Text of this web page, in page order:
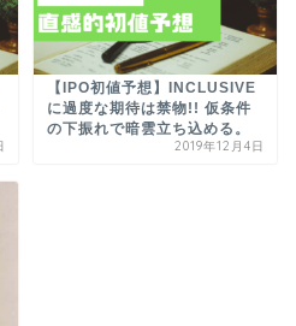
【IPO初値予想】INCLUSIVE
に過度な期待は禁物!! 仮条件
の下振れで暗雲立ち込める。
2019年12月4日